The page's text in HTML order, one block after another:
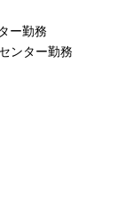
勤務
ター勤務